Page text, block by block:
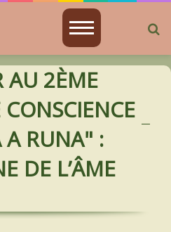
AU 2ÈME
A RUNA" :
DE L’ÂME